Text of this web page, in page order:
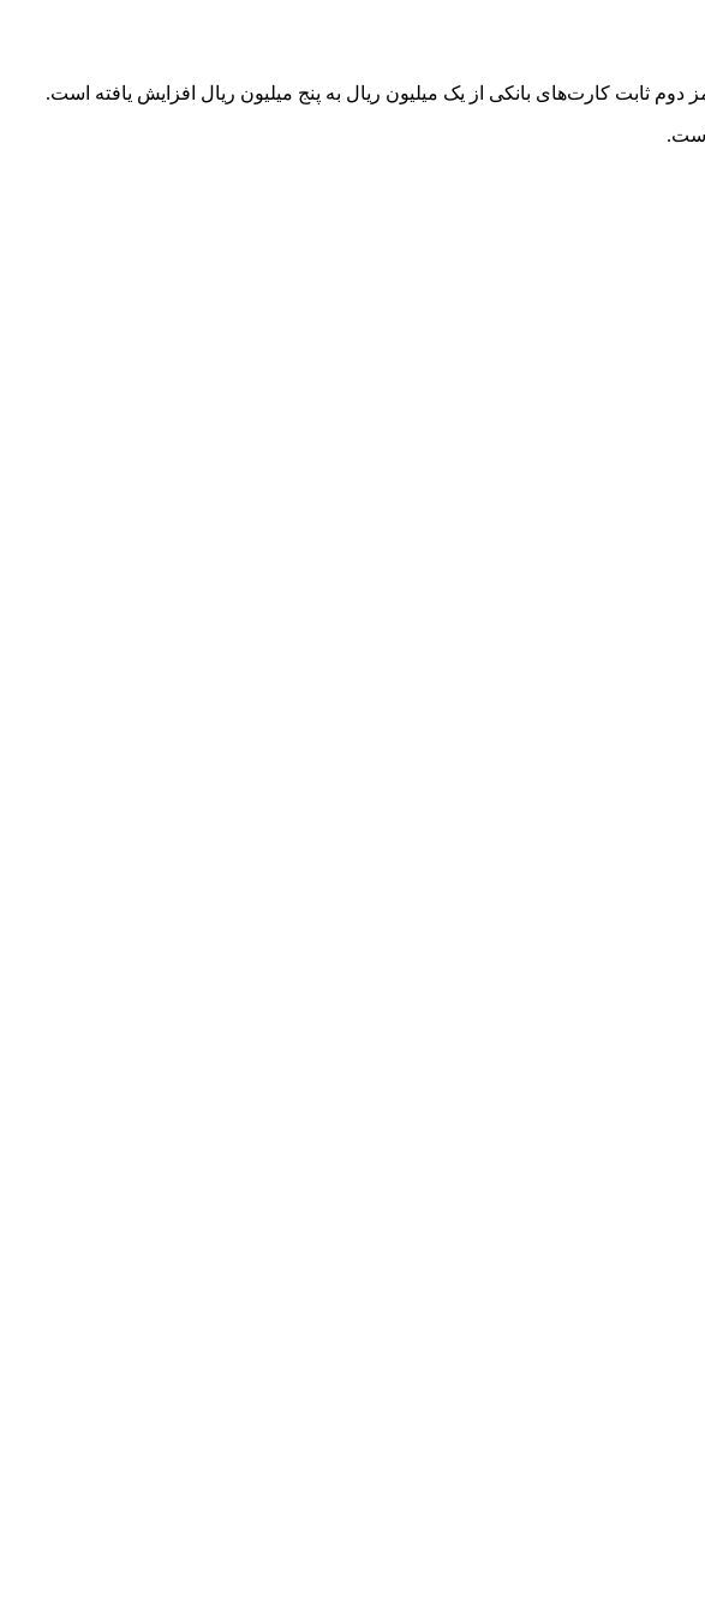
ثابت کارت‌های بانکی از یک میلیون ریال به پنج میلیون ریال افزایش یافته است.
است.